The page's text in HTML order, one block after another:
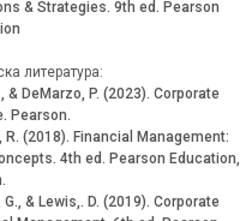
& Strategies. 9th ed. Pearson
литература:
& DeMarzo, P. (2023). Corporate
Pearson.
R. (2018). Financial Management:
4th ed. Pearson Education,
& Lewis,. D. (2019). Corporate